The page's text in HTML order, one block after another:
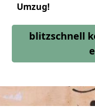
Umzug!
blitzschnell